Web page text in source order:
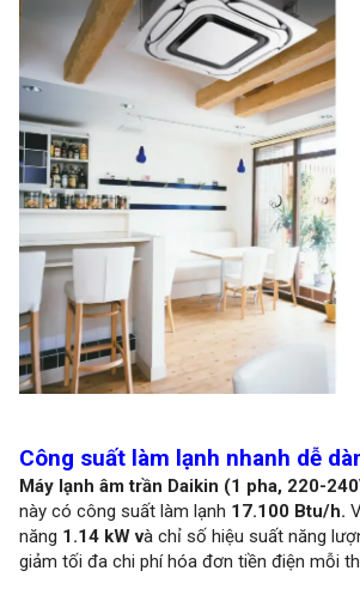
Công suất làm lạnh nhanh dễ
Máy lạnh âm trần Daikin (1 pha, 220-
này có công suất làm lạnh 17.100 Btu/h.
năng 1.14 kW và chỉ số hiệu suất năng
giảm tối đa chi phí hóa đơn tiền điện mỗi